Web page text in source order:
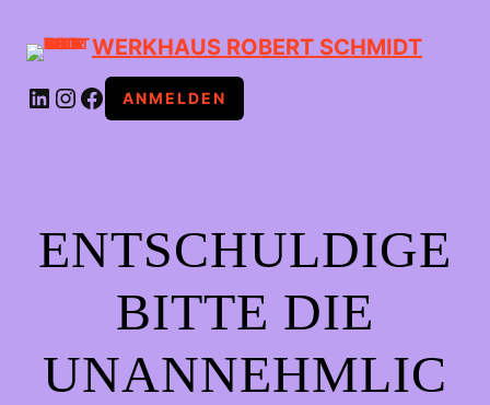
WERKHAUS ROBERT SCHMIDT
LINKEDIN INSTAGRAMFACEBOOK ANMELDEN
ENTSCHULDIGE
BITTE DIE
UNANNEHMLIC